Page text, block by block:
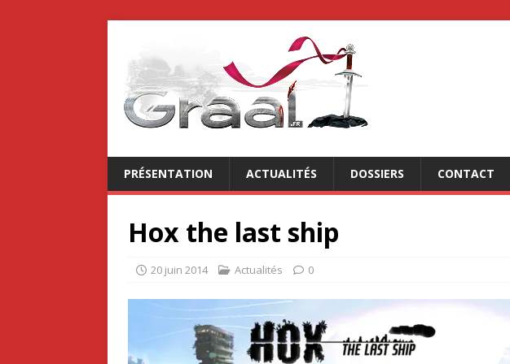
PRÉSENTATION ACTUALITÉS DOSSIERS CONTACT
Hox the last ship
20 juin 2014 Actualités 0